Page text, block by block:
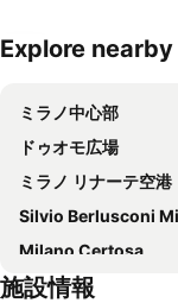
地図を拡大
Explore
ミラノ中心部
ドゥオモ広場
ミラノ リナーテ空港
Silvio Berlusconi Milan
Milano Certosa
Stazione di Bergamo
施設情報